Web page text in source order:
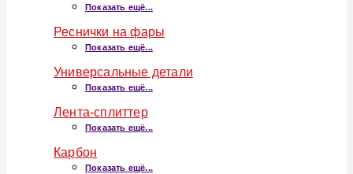
Показать ещё...
Реснички на фары
Показать ещё...
Универсальные детали
Показать ещё...
Лента-сплиттер
Показать ещё...
Карбон
Показать ещё...